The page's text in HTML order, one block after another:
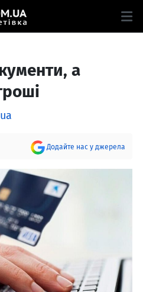
а
Додайте нас у джерела